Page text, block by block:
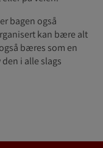
bagen også
kan bære alt
bæres som en
i alle slags